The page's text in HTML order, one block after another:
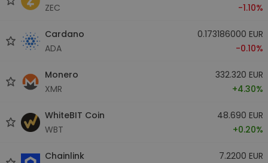
ZEC
-1.10%
Cardano
ADA
0.173186000 EUR
-0.10%
Monero
XMR
332.320 EUR
+4.30%
WhiteBIT Coin
WBT
48.690 EUR
+0.20%
Chainlink
7.2200 EUR